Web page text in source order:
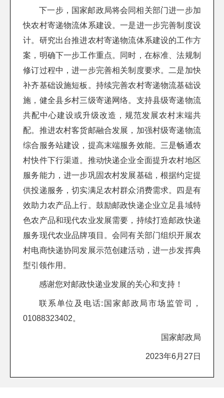
下一步，国家邮政局将会同相关部门进一步加
快农村寄递物流体系建设。一是进一步完善制度设
计。研究出台推进农村寄递物流体系建设的工作方
案，明确下一步工作重点。同时，在标准、法规制
修订过程中，进一步完善相关制度要求。二是加快
补齐基础设施短板。持续完善农村寄递物流基础设
施，健全县乡村三级寄递网络。支持县级寄递物流
共配中心建设或升级改造，规范发展农村末端共
配。推进农村客货邮融合发展，加强村级寄递物流
综合服务站建设，提高末端服务效能。三是畅通农
村快件下行渠道。推动快递企业全面提升农村地区
服务能力，进一步巩固农村发展基础，根据约定提
供投递服务，切实满足农村群众消费需求。四是有
效助力农产品上行。鼓励邮政快递企业立足县域特
色农产品和现代农业发展需要，持续打造邮政快递
服务现代农业品牌项目。会同有关部门组织开展农
村电商快递协同发展示范创建活动，进一步发挥典
型引领作用。
感谢您对邮政快递业发展的关心和支持！
联系单位及电话:国家邮政局市场监管司，
01088323402。
国家邮政局
2023年6月27日